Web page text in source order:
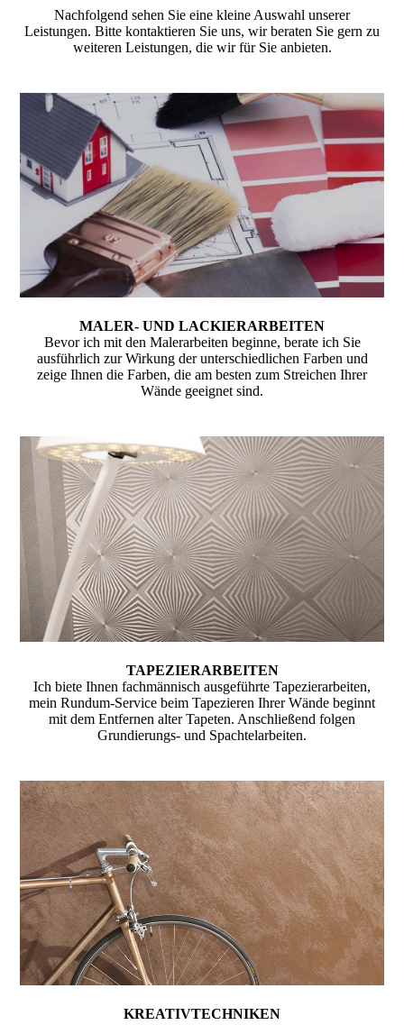
Nachfolgend sehen Sie eine kleine Auswahl unserer
Leistungen. Bitte kontaktieren Sie uns, wir beraten Sie gern zu
weiteren Leistungen, die wir für Sie anbieten.
MALER- UND LACKIERARBEITEN
Bevor ich mit den Malerarbeiten beginne, berate ich Sie
ausführlich zur Wirkung der unterschiedlichen Farben und
zeige Ihnen die Farben, die am besten zum Streichen Ihrer
Wände geeignet sind.
TAPEZIERARBEITEN
Ich biete Ihnen fachmännisch ausgeführte Tapezierarbeiten,
mein Rundum-Service beim Tapezieren Ihrer Wände beginnt
mit dem Entfernen alter Tapeten. Anschließend folgen
Grundierungs- und Spachtelarbeiten.
KREATIVTECHNIKEN